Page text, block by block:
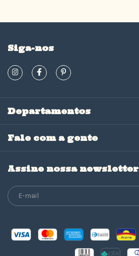
Siga-nos
Departamentos
Fale com a gente
Assine nossa newsletter